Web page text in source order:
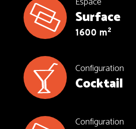
Surface
1600 m2
Configuration
Cocktail
Configuration